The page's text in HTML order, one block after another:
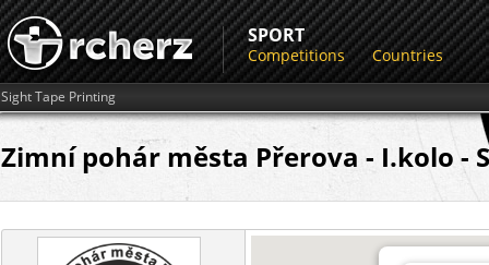
SPORT
Competitions Countries
Sight Tape Printing
Zimní pohár města Přerova - I.kolo -